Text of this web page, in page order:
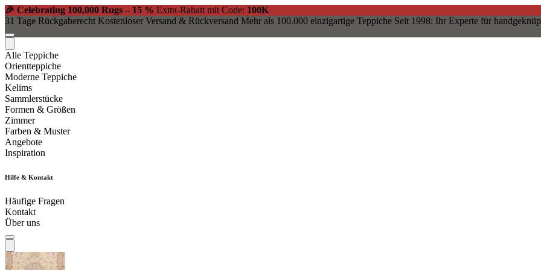
🎉 Celebrating 100,000 Rugs – 15 % Extra-Rabatt mit Code: 100K
31 Tage Rückgaberecht Kostenloser Versand & Rückversand Mehr als 100.000 einzigartige Teppiche Seit 1998: Ihr Experte für
Alle Teppiche
Orientteppiche
Moderne Teppiche
Kelims
Sammlerstücke
Formen & Größen
Zimmer
Farben & Muster
Angebote
Inspiration
Hilfe & Kontakt
Häufige Fragen
Kontakt
Über uns